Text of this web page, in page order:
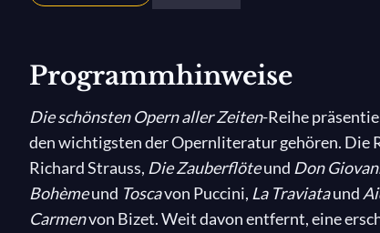
Programmhinweise
Die schönsten Opern aller Zeiten-Reihe
den wichtigsten der Opernliteratur gehören. Die
Richard Strauss, Die Zauberflöteund Don
Bohèmeund Toscavon Puccini, La Traviataund
Carmenvon Bizet. Weit davon entfernt, eine